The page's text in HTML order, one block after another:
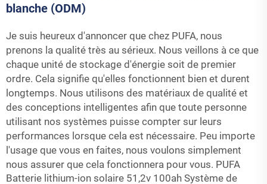
blanche (ODM)
Je suis heureux d'annoncer que chez PUFA, nous
prenons la qualité très au sérieux. Nous veillons à ce que
chaque unité de stockage d'énergie soit de premier
ordre. Cela signifie qu'elles fonctionnent bien et durent
longtemps. Nous utilisons des matériaux de qualité et
des conceptions intelligentes afin que toute personne
utilisant nos systèmes puisse compter sur leurs
performances lorsque cela est nécessaire. Peu importe
l'usage que vous en faites, nous voulons simplement
nous assurer que cela fonctionnera pour vous. PUFA
Batterie lithium-ion solaire 51,2v 100ah Système de